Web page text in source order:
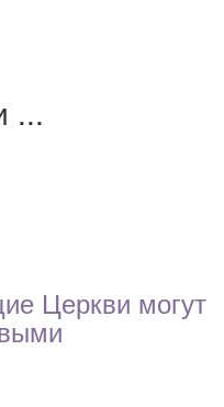
...
Церкви могут